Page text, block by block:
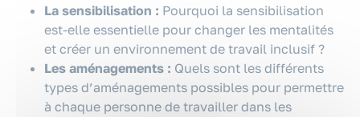
La sensibilisation : Pourquoi la sensibilisation
est-elle essentielle pour changer les mentalités
et créer un environnement de travail inclusif ?
Les aménagements : Quels sont les différents
types d’aménagements possibles pour permettre
à chaque personne de travailler dans les